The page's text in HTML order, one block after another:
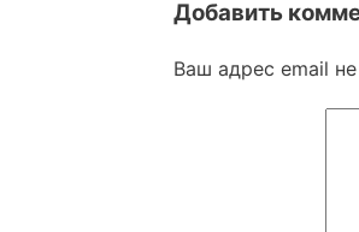
Добавить
Ваш адрес email